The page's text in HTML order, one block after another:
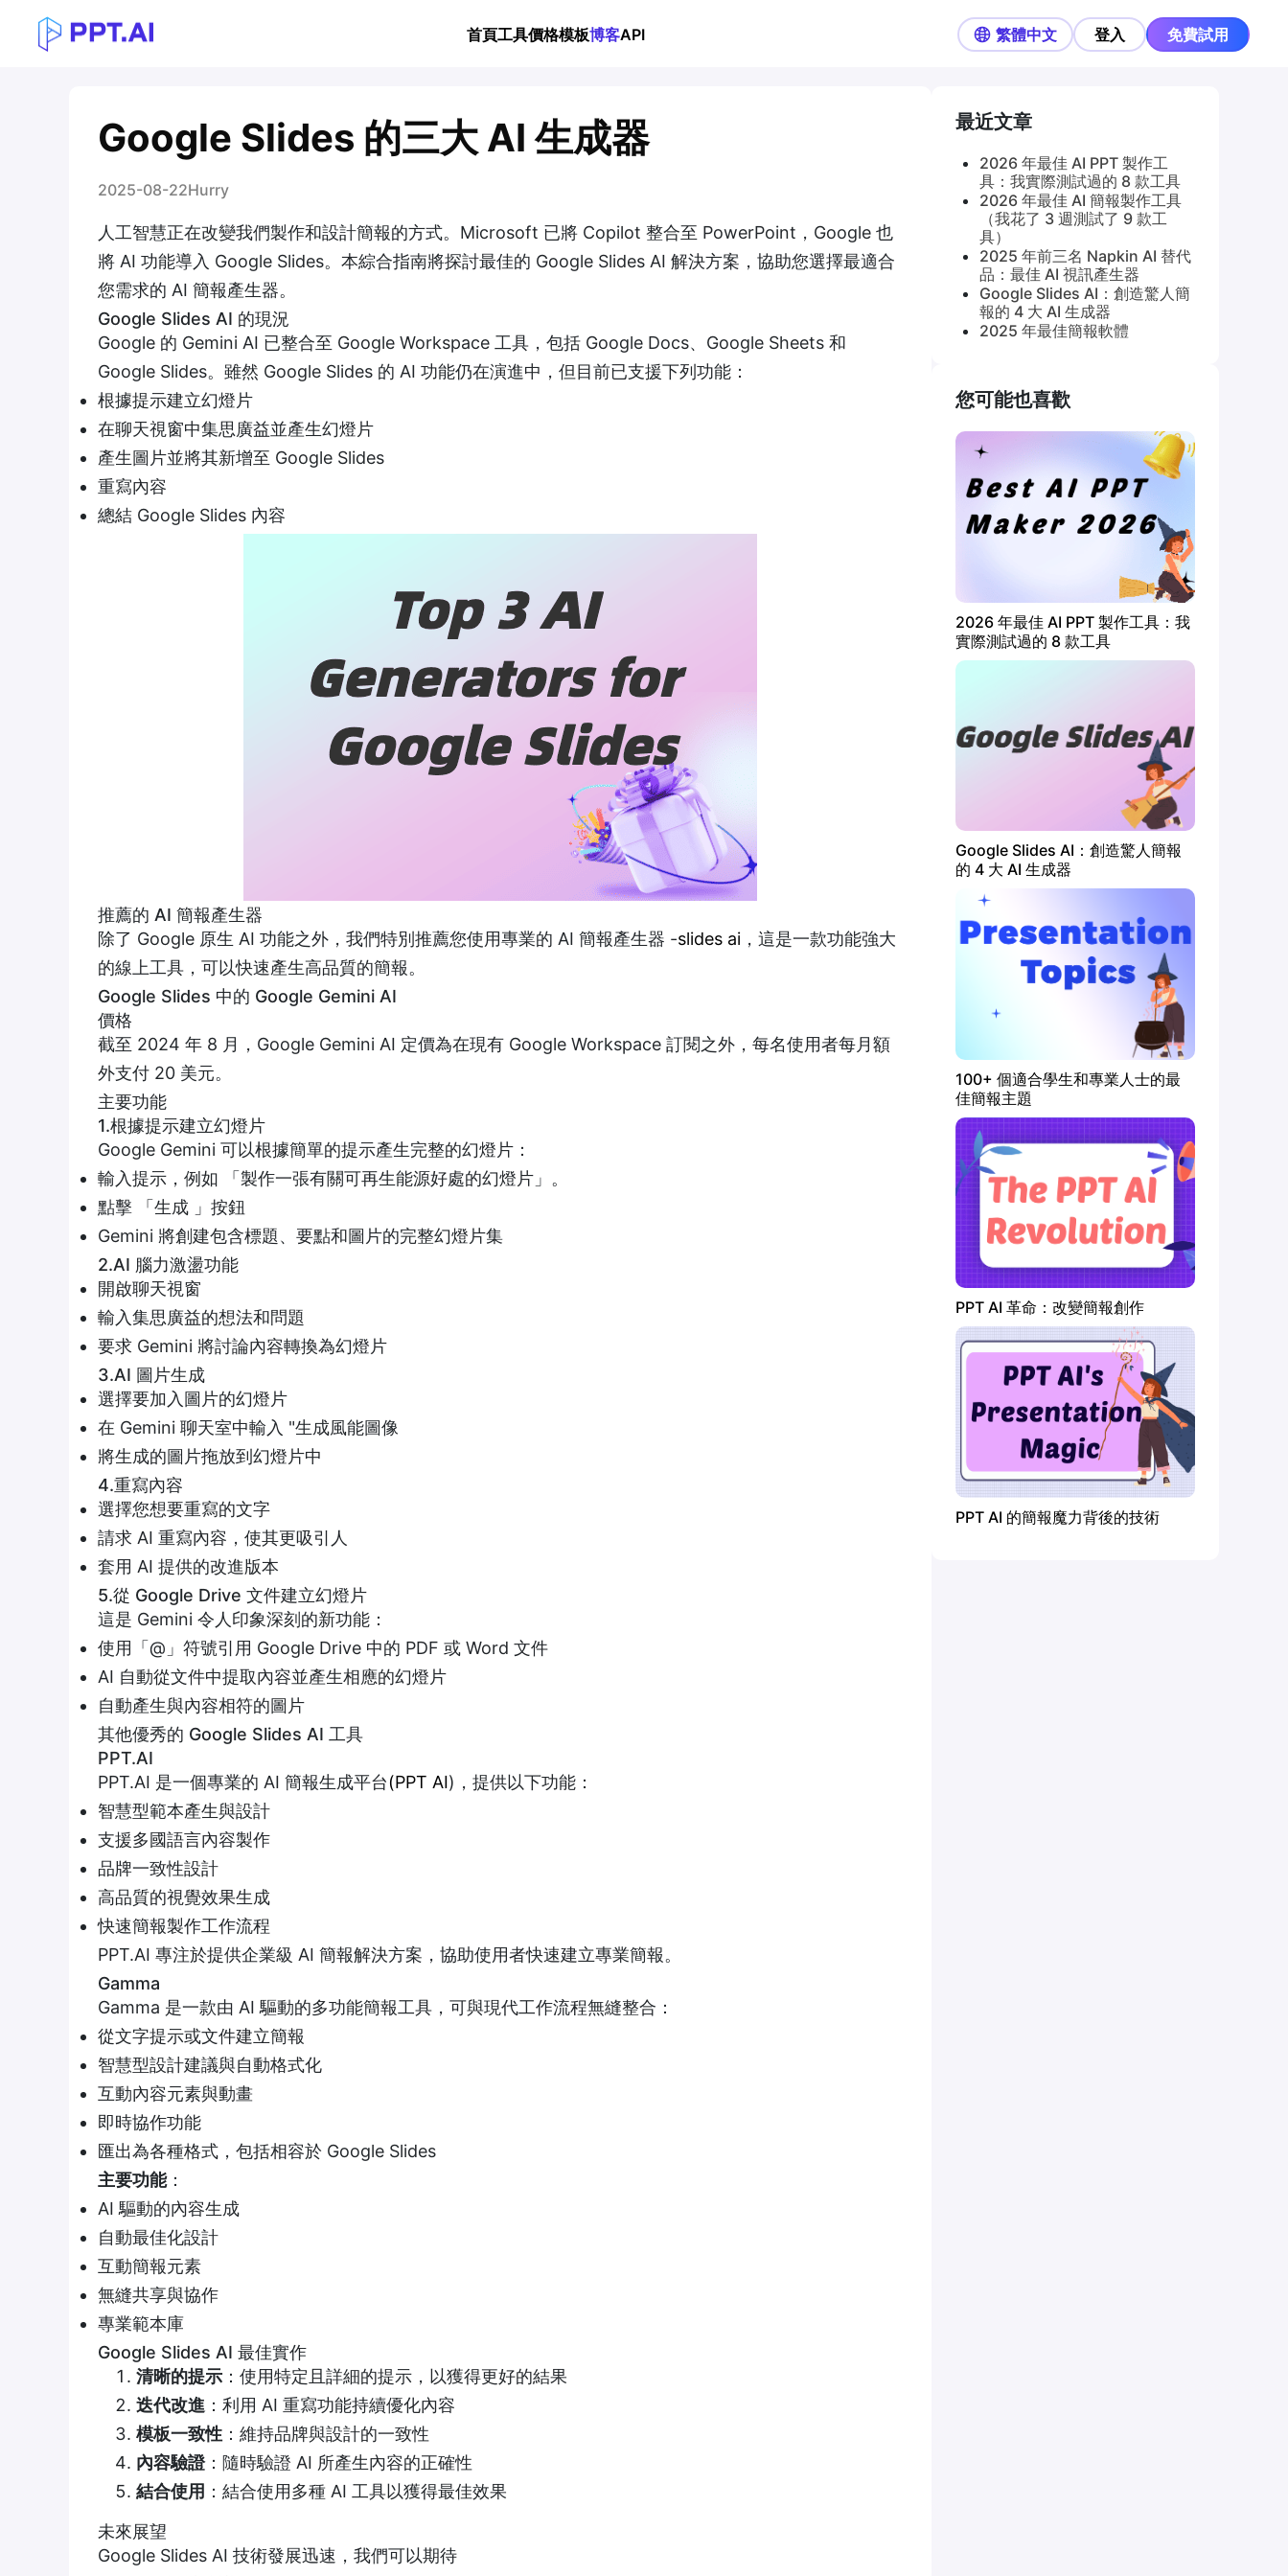
首頁工具價格模板博客API 繁體中文 登入 免費試用
Google Slides 的三大 AI 生成器
2025-08-22Hurry
人工智慧正在改變我們製作和設計簡報的方式。Microsoft 已將 Copilot 整合至 PowerPoint，Google 也
將 AI 功能導入 Google Slides。本綜合指南將探討最佳的 Google Slides AI 解決方案，協助您選擇最適合
您需求的 AI 簡報產生器。
Google Slides AI 的現況
Google 的 Gemini AI 已整合至 Google Workspace 工具，包括 Google Docs、Google Sheets 和
Google Slides。雖然 Google Slides 的 AI 功能仍在演進中，但目前已支援下列功能：
根據提示建立幻燈片
在聊天視窗中集思廣益並產生幻燈片
產生圖片並將其新增至 Google Slides
重寫內容
總結 Google Slides 內容
推薦的 AI 簡報產生器
除了 Google 原生 AI 功能之外，我們特別推薦您使用專業的 AI 簡報產生器 -slides ai ，這是一款功能強大
的線上工具，可以快速產生高品質的簡報。
Google Slides 中的 Google Gemini AI
價格
截至 2024 年 8 月，Google Gemini AI 定價為在現有 Google Workspace 訂閱之外，每名使用者每月額
外支付 20 美元。
主要功能
1.根據提示建立幻燈片
Google Gemini 可以根據簡單的提示產生完整的幻燈片：
輸入提示，例如 「製作一張有關可再生能源好處的幻燈片」。
點擊 「生成 」按鈕
Gemini 將創建包含標題、要點和圖片的完整幻燈片集
2.AI 腦力激盪功能
開啟聊天視窗
輸入集思廣益的想法和問題
要求 Gemini 將討論內容轉換為幻燈片
3.AI 圖片生成
選擇要加入圖片的幻燈片
在 Gemini 聊天室中輸入 "生成風能圖像
將生成的圖片拖放到幻燈片中
4.重寫內容
選擇您想要重寫的文字
請求 AI 重寫內容，使其更吸引人
套用 AI 提供的改進版本
5.從 Google Drive 文件建立幻燈片
這是 Gemini 令人印象深刻的新功能：
使用「@」符號引用 Google Drive 中的 PDF 或 Word 文件
AI 自動從文件中提取內容並產生相應的幻燈片
自動產生與內容相符的圖片
其他優秀的 Google Slides AI 工具
PPT.AI
PPT.AI 是一個專業的 AI 簡報生成平台(PPT AI)，提供以下功能：
智慧型範本產生與設計
支援多國語言內容製作
品牌一致性設計
高品質的視覺效果生成
快速簡報製作工作流程
PPT.AI 專注於提供企業級 AI 簡報解決方案，協助使用者快速建立專業簡報。
Gamma
Gamma 是一款由 AI 驅動的多功能簡報工具，可與現代工作流程無縫整合：
從文字提示或文件建立簡報
智慧型設計建議與自動格式化
互動內容元素與動畫
即時協作功能
匯出為各種格式，包括相容於 Google Slides
主要功能：
AI 驅動的內容生成
自動最佳化設計
互動簡報元素
無縫共享與協作
專業範本庫
Google Slides AI 最佳實作
清晰的提示 ：使用特定且詳細的提示，以獲得更好的結果
迭代改進 ：利用 AI 重寫功能持續優化內容
模板一致性 ：維持品牌與設計的一致性
內容驗證：隨時驗證 AI 所產生內容的正確性
結合使用 ：結合使用多種 AI 工具以獲得最佳效果
未來展望
Google Slides AI 技術發展迅速，我們可以期待
最近文章
2026 年最佳 AI PPT 製作工
具：我實際測試過的 8 款工具
2026 年最佳 AI 簡報製作工具
（我花了 3 週測試了 9 款工
具）
2025 年前三名 Napkin AI 替代
品：最佳 AI 視訊產生器
Google Slides AI：創造驚人簡
報的 4 大 AI 生成器
2025 年最佳簡報軟體
您可能也喜歡
2026 年最佳 AI PPT 製作工具：我
實際測試過的 8 款工具
Google Slides AI：創造驚人簡報
的 4 大 AI 生成器
100+ 個適合學生和專業人士的最
佳簡報主題
PPT AI 革命：改變簡報創作
PPT AI 的簡報魔力背後的技術